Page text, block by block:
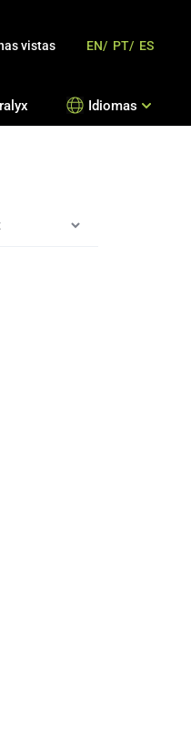
Idiomas
vistas EN/ PT/ ES